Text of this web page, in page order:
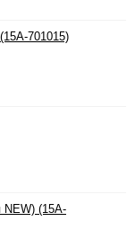
701015)
NEW) (15A-